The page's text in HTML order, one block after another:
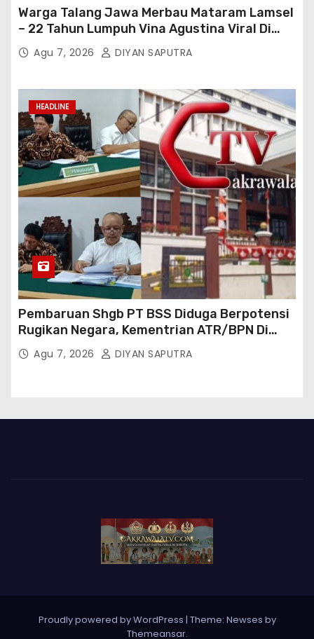
Warga Talang Jawa Merbau Mataram Lamsel
– 22 Tahun Lumpuh Vina Agustina Viral Di
Tiktok Inginkan Kursi Roda Listrik, Kepala
Perwakilan Provinsi Lampung Media
Bertindak
Agu 7, 2026 DIYAN SAPUTRA
HEADLINE
Pembaruan Shgb PT BSS Diduga Berpotensi
Rugikan Negara, Kementrian ATR/BPN Di
Gugat Di PTUN Jakarta
Agu 7, 2026 DIYAN SAPUTRA
Proudly powered by WordPress | Theme: Newses by
Themeansar.